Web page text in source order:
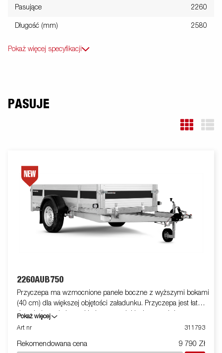
Pasujące 2260
Długość (mm) 2580
Pokaż więcej specyfikacji
PASUJE
2260AUB750
Przyczepa ma wzmocnione panele boczne z wyższymi bokami
(40 cm) dla większej objętości załadunku. Przyczepa jest łatwa
do załadowania i ma składany przedni i tylny panel do
załadunku dłuższych towarów. Wszystkie wersje są
bezpiecznego załadunku towarów. Jak zawsze Brenderup
Pokaż więcej
Art nr
311793
Rekomendowana cena 9 790 Zł